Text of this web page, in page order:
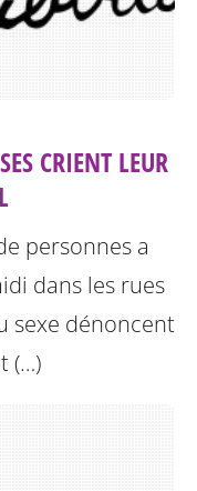
CRIENT LEUR
personnes a
dans les rues
sexe dénoncent
(…)